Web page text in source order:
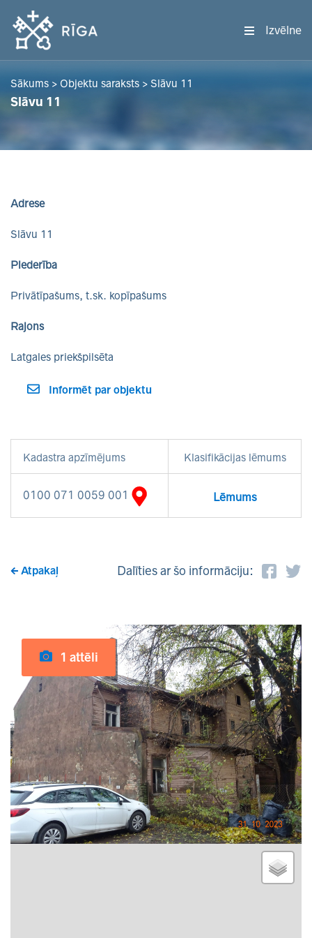
Izvēlne
Sākums > Objektu saraksts > Slāvu 11
Slāvu 11
Adrese
Slāvu 11
Piederība
Privātīpašums, t.sk. kopīpašums
Rajons
Latgales priekšpilsēta
Informēt par objektu
Kadastra apzīmējums Klasifikācijas lēmums
0100 071 0059 001 Lēmums
Atpakaļ Dalīties ar šo informāciju:
1 attēli